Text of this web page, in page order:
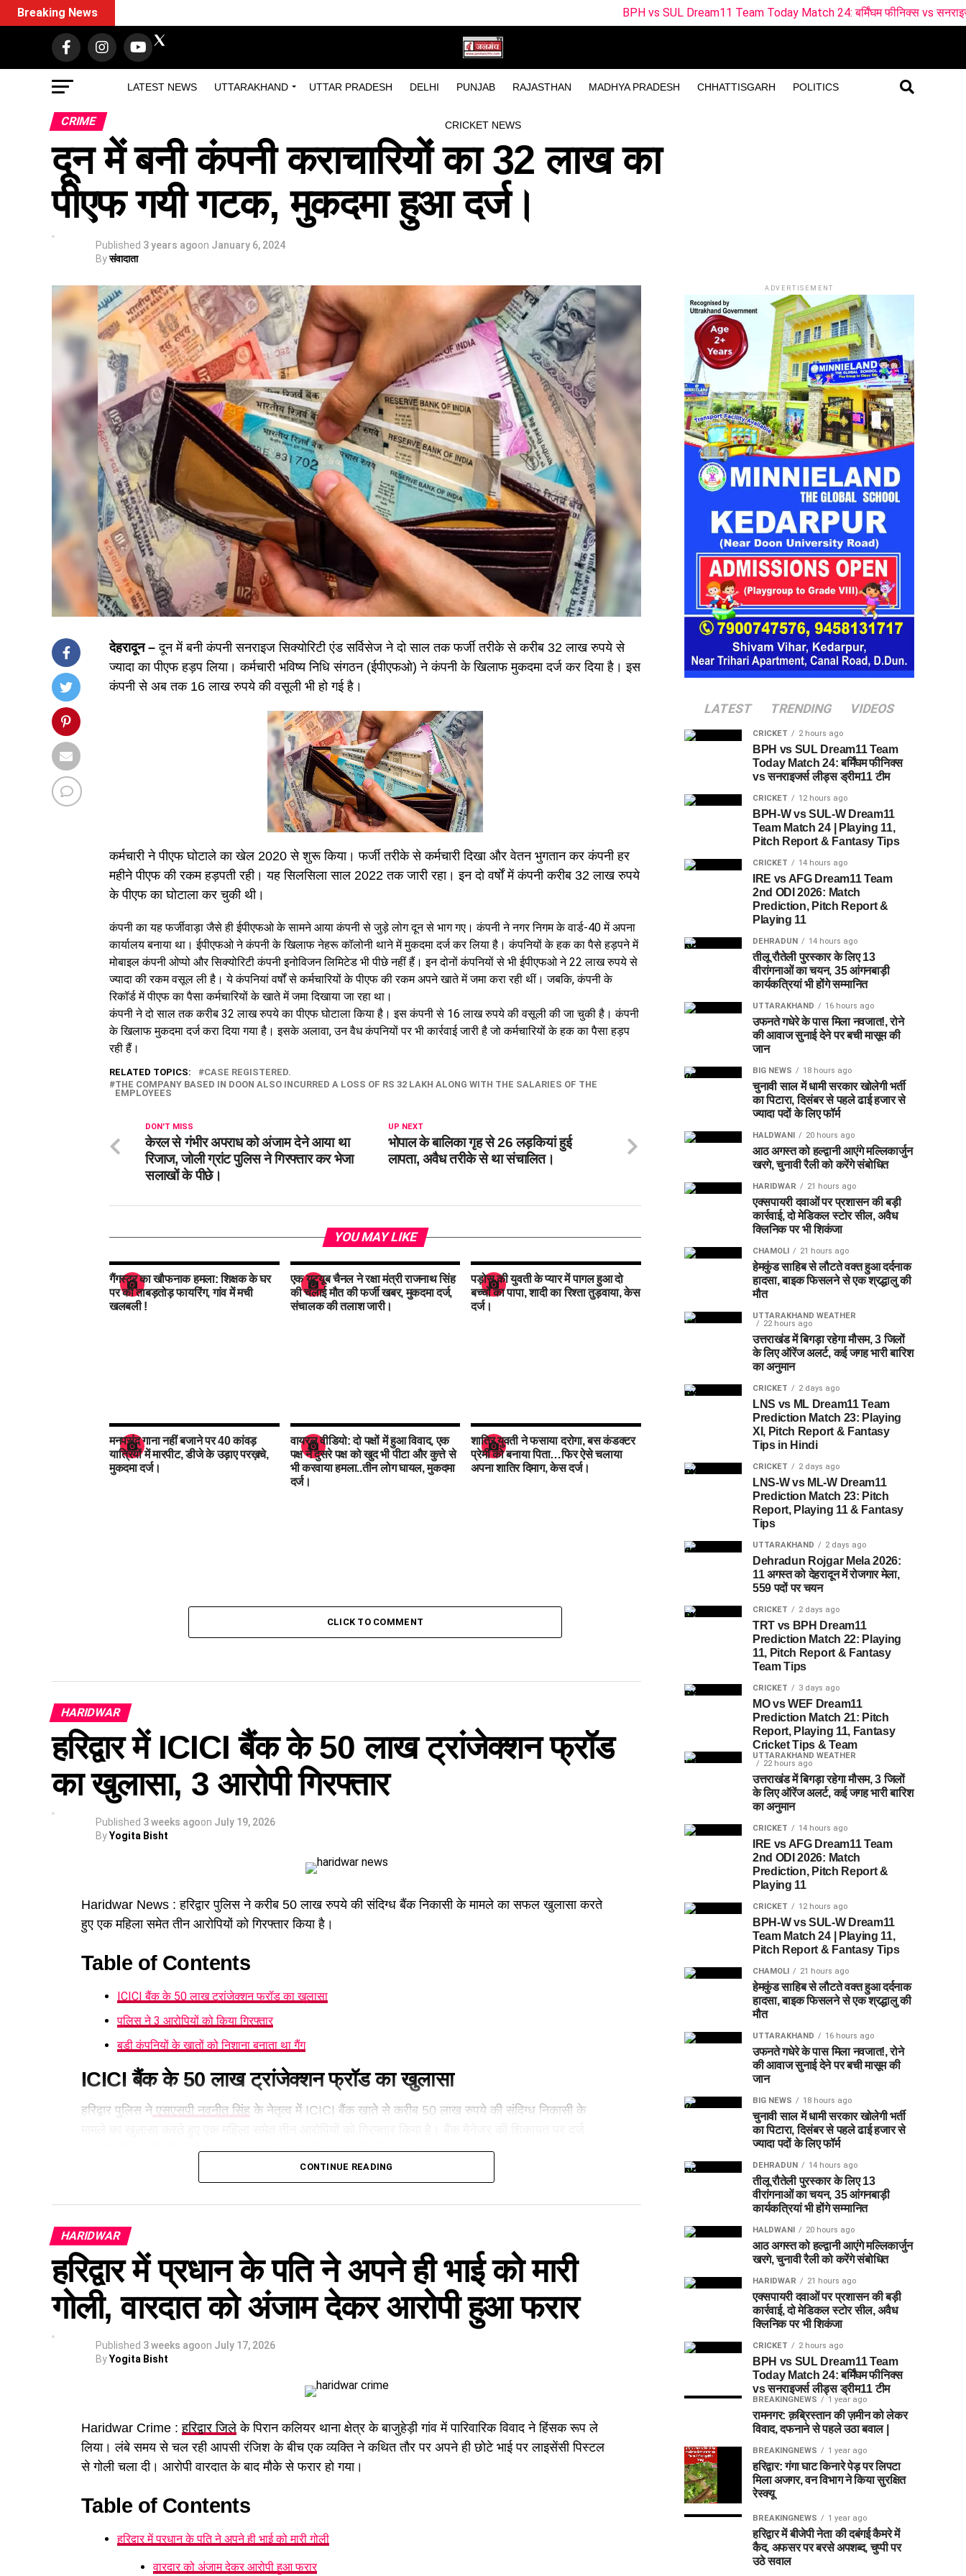
LATEST NEWS UTTARAKHAND UTTAR PRADESH DELHI PUNJAB RAJASTHAN MADHYA PRADESH CHHATTISGARH POLITICS
CRICKET NEWS
Breaking News BPH vs SUL Dream11 Team Today Match 24: बर्मिंघम फीनिक्स vs सनराइजर्स लीड्स ड्रीम11
CRIME
दून में बनी कंपनी कराचारियों का 32 लाख का
पीएफ गयी गटक, मुकदमा हुआ दर्ज।
Published 3 years agoon January 6, 2024
Byसंवादाता
देहरादून – दून में बनी कंपनी सनराइज सिक्योरिटी एंड सर्विसेज ने दो साल तक फर्जी तरीके से करीब 32 लाख रुपये से
ज्यादा का पीएफ हड़प लिया। कर्मचारी भविष्य निधि संगठन (ईपीएफओ) ने कंपनी के खिलाफ मुकदमा दर्ज कर दिया है। इस
कंपनी से अब तक 16 लाख रुपये की वसूली भी हो गई है।
कर्मचारी ने पीएफ घोटाले का खेल 2020 से शुरू किया। फर्जी तरीके से कर्मचारी दिखा और वेतन भुगतान कर कंपनी हर
महीने पीएफ की रकम हड़पती रही। यह सिलसिला साल 2022 तक जारी रहा। इन दो वर्षों में कंपनी करीब 32 लाख रुपये
के पीएफ का घोटाला कर चुकी थी।
कंपनी का यह फर्जीवाड़ा जैसे ही ईपीएफओ के सामने आया कंपनी से जुड़े लोग दून से भाग गए। कंपनी ने नगर निगम के वार्ड-40 में अपना
कार्यालय बनाया था। ईपीएफओ ने कंपनी के खिलाफ नेहरू कॉलोनी थाने में मुकदमा दर्ज कर लिया है। कंपनियों के हक का पैसे हड़पने में
मोबाइल कंपनी ओप्पो और सिक्योरिटी कंपनी इनोविजन लिमिटेड भी पीछे नहीं हैं। इन दोनों कंपनियों से भी ईपीएफओ ने 22 लाख रुपये से
ज्यादा की रकम वसूल ली है। ये कंपनियां वर्षों से कर्मचारियों के पीएफ की रकम अपने खाते में जमा करा रही थीं। जबकि, कंपनी के
रिकॉर्ड में पीएफ का पैसा कर्मचारियों के खाते में जमा दिखाया जा रहा था।
कंपनी ने दो साल तक करीब 32 लाख रुपये का पीएफ घोटाला किया है। इस कंपनी से 16 लाख रुपये की वसूली की जा चुकी है। कंपनी
के खिलाफ मुकदमा दर्ज करा दिया गया है। इसके अलावा, उन वैध कंपनियों पर भी कार्रवाई जारी है जो कर्मचारियों के हक का पैसा हड़प
रही हैं।
RELATED TOPICS:
CASE REGISTERED.
THE COMPANY BASED IN DOON ALSO INCURRED A LOSS OF RS 32 LAKH ALONG WITH THE SALARIES OF THE
EMPLOYEES
UP NEXT
भोपाल के बालिका गृह से 26 लड़कियां हुई
लापता, अवैध तरीके से था संचालित।
DON'T MISS
केरल से गंभीर अपराध को अंजाम देने आया था
रिजाज, जोली ग्रांट पुलिस ने गिरफ्तार कर भेजा
सलाखों के पीछे।
YOU MAY LIKE
गैंगस्टर का खौफनाक हमला: शिक्षक के घर
पर की ताबड़तोड़ फायरिंग, गांव में मची
खलबली !
एक यूट्यूब चैनल ने रक्षा मंत्री राजनाथ सिंह
की चलाई मौत की फर्जी खबर, मुकदमा दर्ज,
संचालक की तलाश जारी।
पड़ोस की युवती के प्यार में पागल हुआ दो
बच्चों का पापा, शादी का रिश्ता तुड़वाया, केस
दर्ज।
मनपसंद गाना नहीं बजाने पर 40 कांवड़
यात्रियों में मारपीट, डीजे के उड़ाए परख़चे,
मुकदमा दर्ज।
वायरल वीडियो: दो पक्षों में हुआ विवाद, एक
पक्ष ने दुसरे पक्ष को खुद भी पीटा और कुत्ते से
भी करवाया हमला..तीन लोग घायल, मुकदमा
दर्ज।
शातिर युवती ने फसाया दरोगा, बस कंडक्टर
प्रेमी को बनाया पिता…फिर ऐसे चलाया
अपना शातिर दिमाग, केस दर्ज।
CLICK TO COMMENT
HARIDWAR
हरिद्वार में ICICI बैंक के 50 लाख ट्रांजेक्शन फ्रॉड
का खुलासा, 3 आरोपी गिरफ्तार
Published 3 weeks agoon July 19, 2026
ByYogita Bisht
Haridwar News : हरिद्वार पुलिस ने करीब 50 लाख रुपये की संदिग्ध बैंक निकासी के मामले का सफल खुलासा करते
हुए एक महिला समेत तीन आरोपियों को गिरफ्तार किया है।
Table of Contents
ICICI बैंक के 50 लाख ट्रांजेक्शन फ्रॉड का खुलासा
पुलिस ने 3 आरोपियों को किया गिरफ्तार
बड़ी कंपनियों के खातों को निशाना बनाता था गैंग
ICICI बैंक के 50 लाख ट्रांजेक्शन फ्रॉड का खुलासा
हरिद्वार पुलिस नेएसएसपी नवनीत सिंह के नेतृत्व में ICICI बैंक खाते से करीब 50 लाख रुपये की संदिग्ध निकासी के
मुकदमे की जांच में पुलिस ने भगवानपुर क्षेत्र में छापेमारी कर आरोपियों को दबोचा।
पुलिस ने 3 आरोपियों को किया गिरफ्तार
कार्ड और मोबाइल फोन बरामद किए गए।
पुलिस जांच में सामने आया कि आरोपियों ने फर्जी आधार कार्ड के जरिए खाताधारक के नाम पर डेबिट कार्डहासिल किया
और फोन बैंकिंग से नया एटीएम कार्ड जारी करवाकर नकदी निकाली। इसी रकम से ज्वेलरी खरीदने, जमीन खरीदने और
अन्य खर्च किए गए।
CONTINUE READING
HARIDWAR
हरिद्वार में प्रधान के पति ने अपने ही भाई को मारी
गोली, वारदात को अंजाम देकर आरोपी हुआ फरार
Published 3 weeks agoon July 17, 2026
ByYogita Bisht
Haridwar Crime :हरिद्वार जिले के पिरान कलियर थाना क्षेत्र के बाजुहेड़ी गांव में पारिवारिक विवाद ने हिंसक रूप ले
लिया। लंबे समय से चल रही आपसी रंजिश के बीच एक व्यक्ति ने कथित तौर पर अपने ही छोटे भाई पर लाइसेंसी पिस्टल
से गोली चला दी। आरोपी वारदात के बाद मौके से फरार हो गया।
Table of Contents
हरिद्वार में प्रधान के पति ने अपने ही भाई को मारी गोली
वारदार को अंजाम देकर आरोपी हुआ फरार
ADVERTISEMENT
LATEST TRENDING VIDEOS
CRICKET 2 hours ago
BPH vs SUL Dream11 Team
Today Match 24: बर्मिंघम फीनिक्स
vs सनराइजर्स लीड्स ड्रीम11 टीम
CRICKET 12 hours ago
BPH-W vs SUL-W Dream11
Team Match 24 | Playing 11,
Pitch Report & Fantasy Tips
CRICKET 14 hours ago
IRE vs AFG Dream11 Team
2nd ODI 2026: Match
Prediction, Pitch Report &
Playing 11
DEHRADUN 14 hours ago
तीलू रौतेली पुरस्कार के लिए 13
वीरांगनाओं का चयन, 35 आंगनबाड़ी
कार्यकत्रियां भी होंगे सम्मानित
UTTARAKHAND 16 hours ago
उफनते गधेरे के पास मिला नवजात!, रोने
की आवाज सुनाई देने पर बची मासूम की
जान
BIG NEWS 18 hours ago
चुनावी साल में धामी सरकार खोलेगी भर्ती
का पिटारा, दिसंबर से पहले ढाई हजार से
ज्यादा पदों के लिए फॉर्म
HALDWANI 20 hours ago
आठ अगस्त को हल्द्वानी आएंगे मल्लिकार्जुन
खरगे, चुनावी रैली को करेंगे संबोधित
HARIDWAR 21 hours ago
एक्सपायरी दवाओं पर प्रशासन की बड़ी
कार्रवाई, दो मेडिकल स्टोर सील, अवैध
क्लिनिक पर भी शिकंजा
CHAMOLI 21 hours ago
हेमकुंड साहिब से लौटते वक्त हुआ दर्दनाक
हादसा, बाइक फिसलने से एक श्रद्धालु की
मौत
UTTARAKHAND WEATHER
22 hours ago
उत्तराखंड में बिगड़ा रहेगा मौसम, 3 जिलों
के लिए ऑरेंज अलर्ट, कई जगह भारी बारिश
का अनुमान
CRICKET 2 days ago
LNS vs ML Dream11 Team
Prediction Match 23: Playing
XI, Pitch Report & Fantasy
Tips in Hindi
CRICKET 2 days ago
LNS-W vs ML-W Dream11
Prediction Match 23: Pitch
Report, Playing 11 & Fantasy
Tips
UTTARAKHAND 2 days ago
Dehradun Rojgar Mela 2026:
11 अगस्त को देहरादून में रोजगार मेला,
559 पदों पर चयन
CRICKET 2 days ago
TRT vs BPH Dream11
Prediction Match 22: Playing
11, Pitch Report & Fantasy
Team Tips
CRICKET 3 days ago
MO vs WEF Dream11
Prediction Match 21: Pitch
Report, Playing 11, Fantasy
Cricket Tips & Team
UTTARAKHAND WEATHER
22 hours ago
उत्तराखंड में बिगड़ा रहेगा मौसम, 3 जिलों
के लिए ऑरेंज अलर्ट, कई जगह भारी बारिश
का अनुमान
CRICKET 14 hours ago
IRE vs AFG Dream11 Team
2nd ODI 2026: Match
Prediction, Pitch Report &
Playing 11
CRICKET 12 hours ago
BPH-W vs SUL-W Dream11
Team Match 24 | Playing 11,
Pitch Report & Fantasy Tips
CHAMOLI 21 hours ago
हेमकुंड साहिब से लौटते वक्त हुआ दर्दनाक
हादसा, बाइक फिसलने से एक श्रद्धालु की
मौत
UTTARAKHAND 16 hours ago
उफनते गधेरे के पास मिला नवजात!, रोने
की आवाज सुनाई देने पर बची मासूम की
जान
BIG NEWS 18 hours ago
चुनावी साल में धामी सरकार खोलेगी भर्ती
का पिटारा, दिसंबर से पहले ढाई हजार से
ज्यादा पदों के लिए फॉर्म
DEHRADUN 14 hours ago
तीलू रौतेली पुरस्कार के लिए 13
वीरांगनाओं का चयन, 35 आंगनबाड़ी
कार्यकत्रियां भी होंगे सम्मानित
HALDWANI 20 hours ago
आठ अगस्त को हल्द्वानी आएंगे मल्लिकार्जुन
खरगे, चुनावी रैली को करेंगे संबोधित
HARIDWAR 21 hours ago
एक्सपायरी दवाओं पर प्रशासन की बड़ी
कार्रवाई, दो मेडिकल स्टोर सील, अवैध
क्लिनिक पर भी शिकंजा
CRICKET 2 hours ago
BPH vs SUL Dream11 Team
Today Match 24: बर्मिंघम फीनिक्स
vs सनराइजर्स लीड्स ड्रीम11 टीम
BREAKINGNEWS 1 year ago
रामनगर: क़ब्रिस्तान की ज़मीन को लेकर
विवाद, दफनाने से पहले उठा बवाल |
BREAKINGNEWS 1 year ago
हरिद्वार: गंगा घाट किनारे पेड़ पर लिपटा
मिला अजगर, वन विभाग ने किया सुरक्षित
रेस्क्यू
BREAKINGNEWS 1 year ago
हरिद्वार में बीजेपी नेता की दबंगई कैमरे में
कैद, अफसर पर बरसे अपशब्द, चुप्पी पर
उठे सवाल